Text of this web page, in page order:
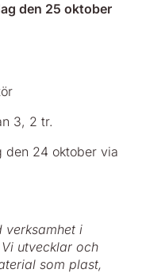
den 25 oktober
3, 2 tr.
den 24 oktober via
verksamhet i
utvecklar och
som plast,